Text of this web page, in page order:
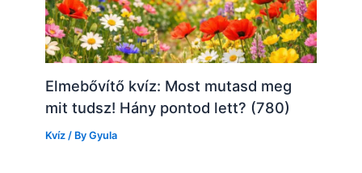
Elmebővítő kvíz: Most mutasd meg
mit tudsz! Hány pontod lett? (780)
Kvíz / ByGyula